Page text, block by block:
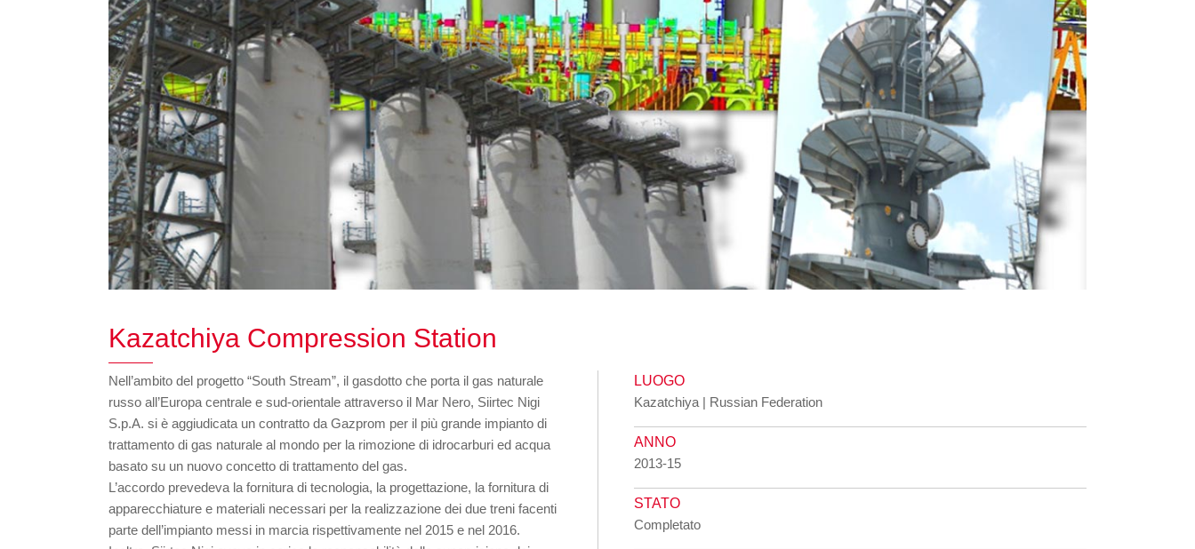
Kazatchiya Compression Station
Nell’ambito del progetto “South Stream”, il gasdotto che porta il gas naturale
russo all’Europa centrale e sud-orientale attraverso il Mar Nero, Siirtec Nigi
S.p.A. si è aggiudicata un contratto da Gazprom per il più grande impianto di
trattamento di gas naturale al mondo per la rimozione di idrocarburi ed acqua
basato su un nuovo concetto di trattamento del gas.
L’accordo prevedeva la fornitura di tecnologia, la progettazione, la fornitura di
apparecchiature e materiali necessari per la realizzazione dei due treni facenti
parte dell’impianto messi in marcia rispettivamente nel 2015 e nel 2016.
LUOGO
Kazatchiya | Russian Federation
ANNO
2013-15
STATO
Completato